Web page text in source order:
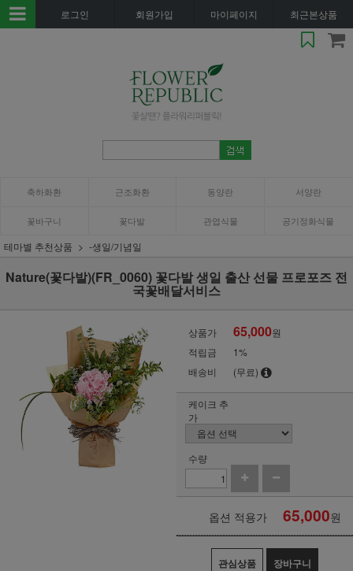
로그인 회원가입 마이페이지 최근본상품
축하화환 근조화환 동양란 서양란
꽃바구니 꽃다발 관엽식물 공기정화식물
테마별 추천상품 -생일/기념일
Nature(꽃다발)(FR_0060) 꽃다발 생일 출산 선물 프로포즈 전
국꽃배달서비스
상품가 65,000원
적립금
1%
배송비
(무료)
케이크 추
가
수량
옵션 적용가 65,000원
관심상품 장바구니